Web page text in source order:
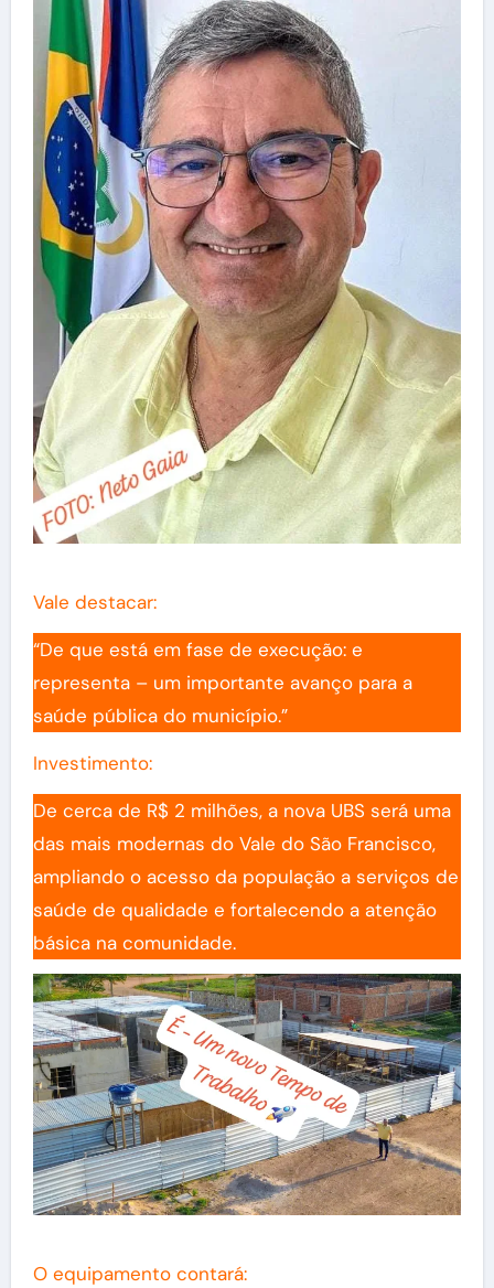
Vale destacar:
“De que está em fase de execução: e
representa – um importante avanço para a
saúde pública do município.”
Investimento:
De cerca de R$ 2 milhões, a nova UBS será uma
das mais modernas do Vale do São Francisco,
ampliando o acesso da população a serviços de
saúde de qualidade e fortalecendo a atenção
básica na comunidade.
O equipamento contará: